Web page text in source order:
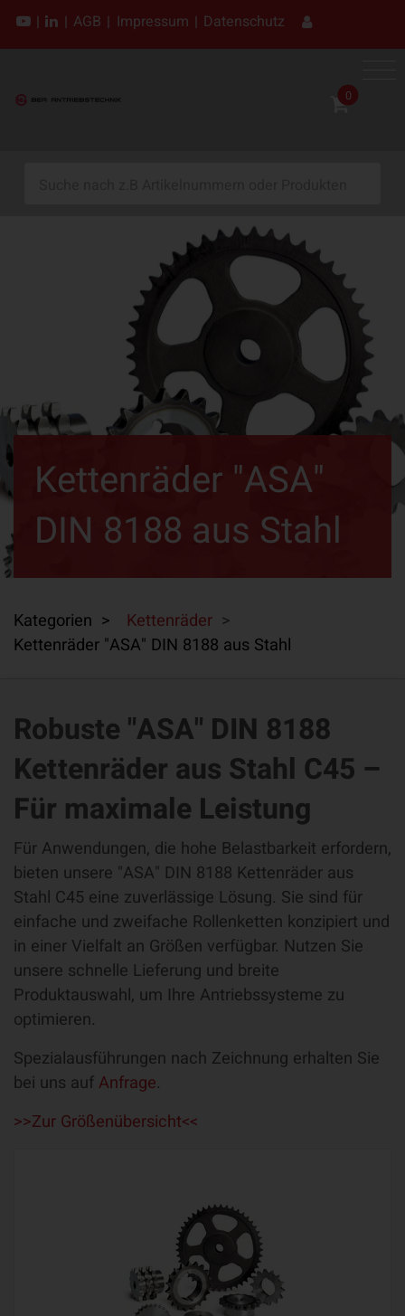
| | AGB | Impressum | Datenschutz
0
Kettenräder "ASA"
DIN 8188 aus Stahl
Kategorien > Kettenräder >
Kettenräder "ASA" DIN 8188 aus Stahl
Robuste "ASA" DIN 8188
Kettenräder aus Stahl C45 –
Für maximale Leistung
Für Anwendungen, die hohe Belastbarkeit erfordern,
bieten unsere "ASA" DIN 8188 Kettenräder aus
Stahl C45 eine zuverlässige Lösung. Sie sind für
einfache und zweifache Rollenketten konzipiert und
in einer Vielfalt an Größen verfügbar. Nutzen Sie
unsere schnelle Lieferung und breite
Produktauswahl, um Ihre Antriebssysteme zu
optimieren.
Spezialausführungen nach Zeichnung erhalten Sie
bei uns auf Anfrage.
>>Zur Größenübersicht<<